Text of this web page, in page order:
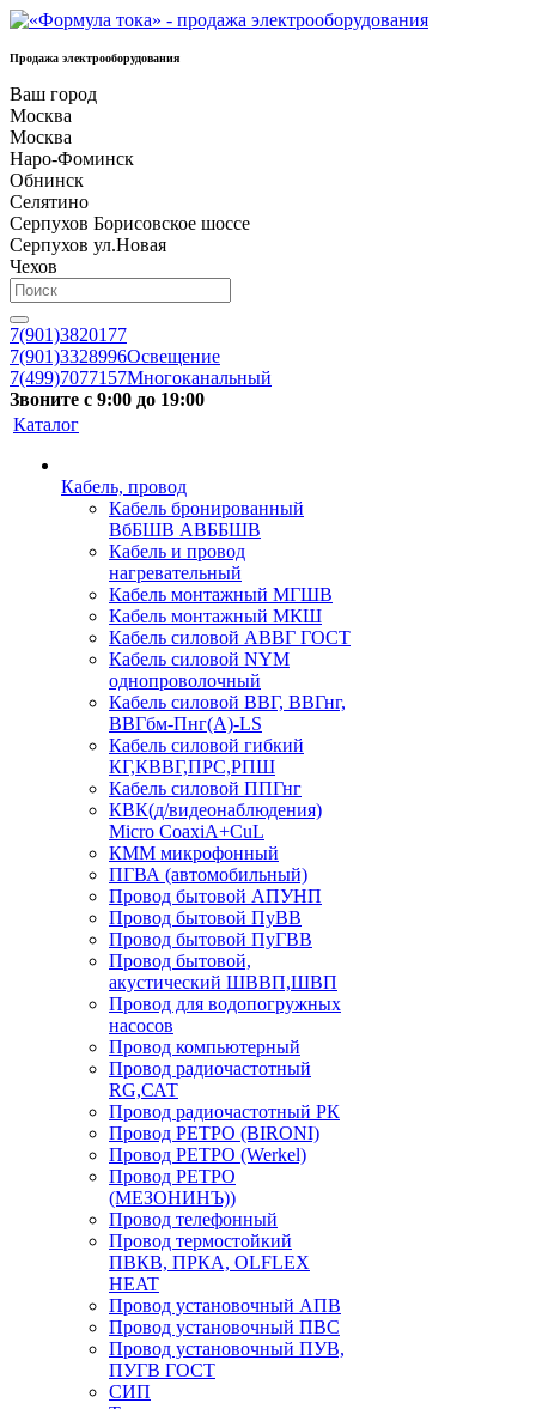
Продажа электрооборудования
Ваш город
Москва
Москва
Наро-Фоминск
Обнинск
Селятино
Серпухов Борисовское шоссе
Серпухов ул.Новая
Чехов
7(901)3820177
7(901)3328996Освещение
7(499)7077157Многоканальный
Звоните с 9:00 до 19:00
Каталог
Кабель, провод
Кабель бронированный
ВбБШВ АВББШВ
Кабель и провод
нагревательный
Кабель монтажный МГШВ
Кабель монтажный МКШ
Кабель силовой АВВГ ГОСТ
Кабель силовой NYM
однопроволочный
Кабель силовой ВВГ, ВВГнг,
ВВГбм-Пнг(А)-LS
Кабель силовой гибкий
КГ,КВВГ,ПРС,РПШ
Кабель силовой ППГнг
КВК(д/видеонаблюдения)
Micro CoaxiA+CuL
КММ микрофонный
ПГВА (автомобильный)
Провод бытовой АПУНП
Провод бытовой ПуВВ
Провод бытовой ПуГВВ
Провод бытовой,
акустический ШВВП,ШВП
Провод для водопогружных
насосов
Провод компьютерный
Провод радиочастотный
RG,САТ
Провод радиочастотный РК
Провод РЕТРО (BIRONI)
Провод РЕТРО (Werkel)
Провод РЕТРО
(МЕЗОНИНЪ))
Провод телефонный
Провод термостойкий
ПВКВ, ПРКА, OLFLEX
HEAT
Провод установочный АПВ
Провод установочный ПВС
Провод установочный ПУВ,
ПУГВ ГОСТ
СИП